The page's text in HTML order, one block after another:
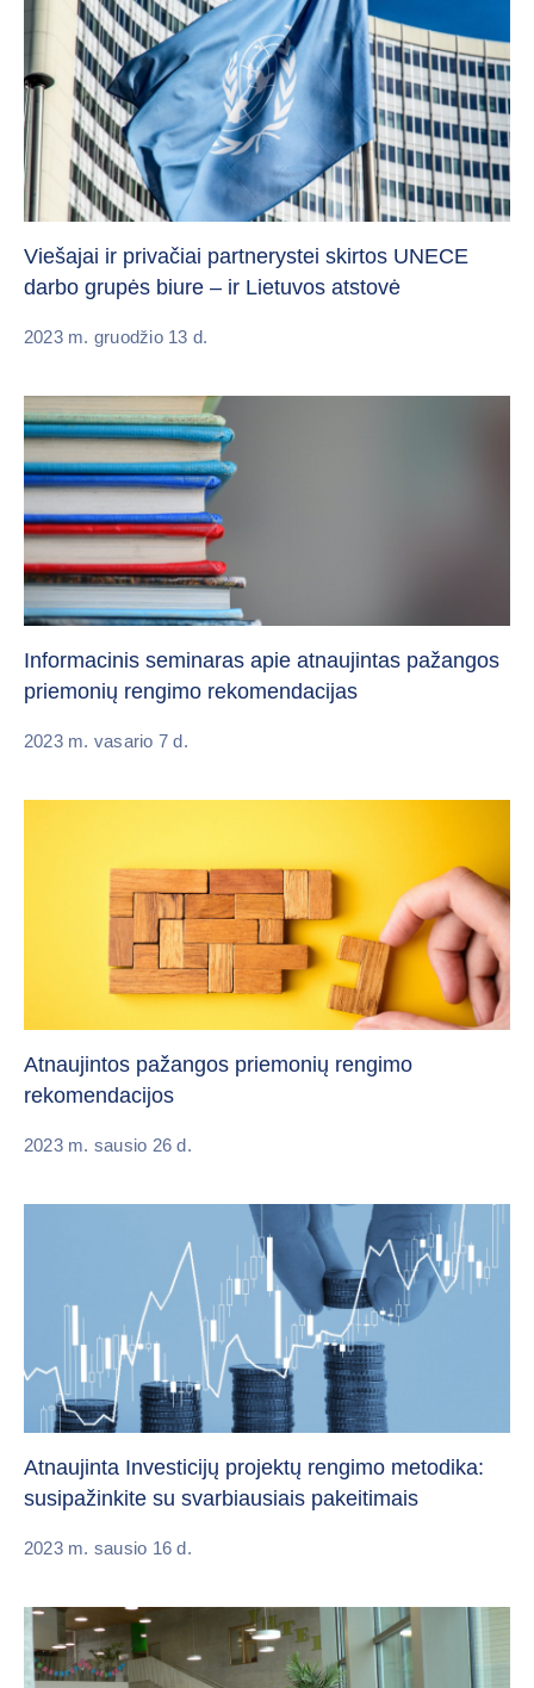
Viešajai ir privačiai partnerystei skirtos UNECE
darbo grupės biure – ir Lietuvos atstovė
2023 m. gruodžio 13 d.
Informacinis seminaras apie atnaujintas pažangos
priemonių rengimo rekomendacijas
2023 m. vasario 7 d.
Atnaujintos pažangos priemonių rengimo
rekomendacijos
2023 m. sausio 26 d.
Atnaujinta Investicijų projektų rengimo metodika:
susipažinkite su svarbiausiais pakeitimais
2023 m. sausio 16 d.